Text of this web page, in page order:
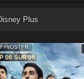
Plus
06 SUR 06